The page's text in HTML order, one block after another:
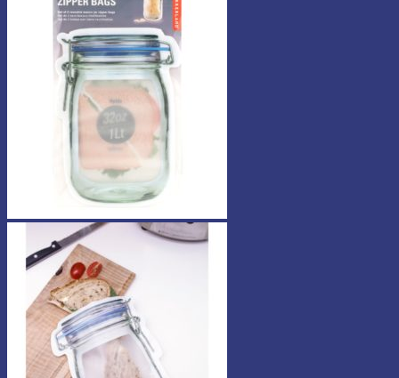
9,90 €